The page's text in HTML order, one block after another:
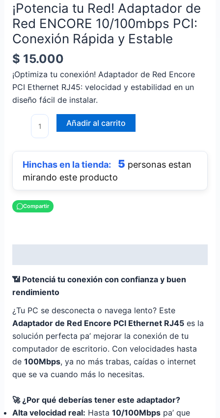
¡Potencia tu Red! Adaptador de
Red ENCORE 10/100mbps PCI:
Conexión Rápida y Estable
$ 15.000
¡Optimiza tu conexión! Adaptador de Red Encore
PCI Ethernet RJ45: velocidad y estabilidad en un
diseño fácil de instalar.
Añadir al carrito
5 personas estan
mirando este producto
Compartir
📶 Potenciá tu conexión con confianza y buen
rendimiento
¿Tu PC se desconecta o navega lento? Este
Adaptador de Red Encore PCI Ethernet RJ45es la
solución perfecta pa’ mejorar la conexión de tu
computador de escritorio. Con velocidades hasta
de 100Mbps, ya no más trabas, caídas o internet
que se va cuando más lo necesitas.
🚀 ¿Por qué deberías tener este adaptador?
Alta velocidad real: Hasta 10/100Mbpspa’ que